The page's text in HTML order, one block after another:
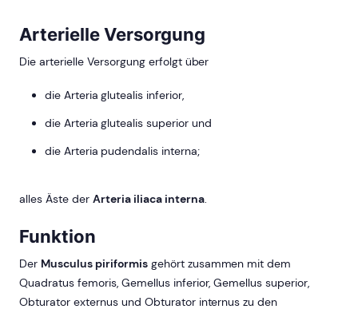
Arterielle Versorgung
Die arterielle Versorgung erfolgt über
die Arteria glutealis inferior,
die Arteria glutealis superior und
die Arteria pudendalis interna;
alles Äste der Arteria iliaca interna.
Funktion
Der Musculus piriformisgehört zusammen mit dem
Quadratus femoris, Gemellus inferior, Gemellus superior,
Obturator externus und Obturator internus zu den